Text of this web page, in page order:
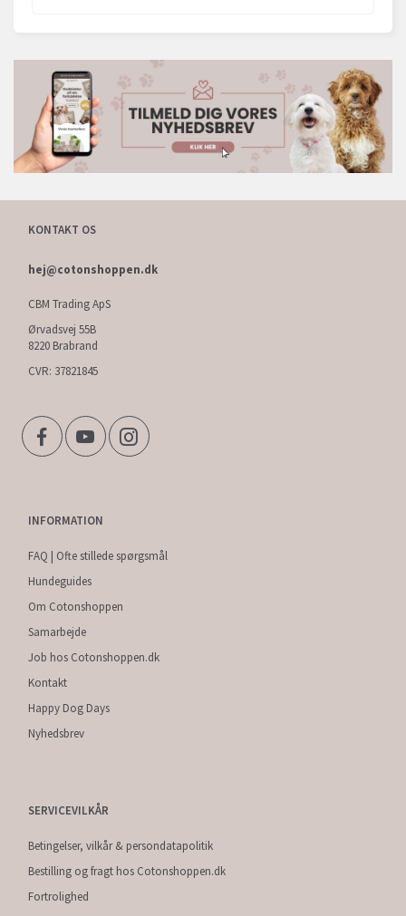
KONTAKT OS
hej@cotonshoppen.dk
CBM Trading ApS
Ørvadsvej 55B
8220 Brabrand
CVR: 37821845
INFORMATION
FAQ | Ofte stillede spørgsmål
Hundeguides
Om Cotonshoppen
Samarbejde
Job hos Cotonshoppen.dk
Kontakt
Happy Dog Days
Nyhedsbrev
SERVICEVILKÅR
Betingelser, vilkår & persondatapolitik
Bestilling og fragt hos Cotonshoppen.dk
Fortrolighed